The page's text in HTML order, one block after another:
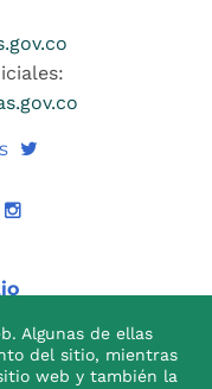
Twitter
Algunas de ellas
del sitio, mientras
web y también la